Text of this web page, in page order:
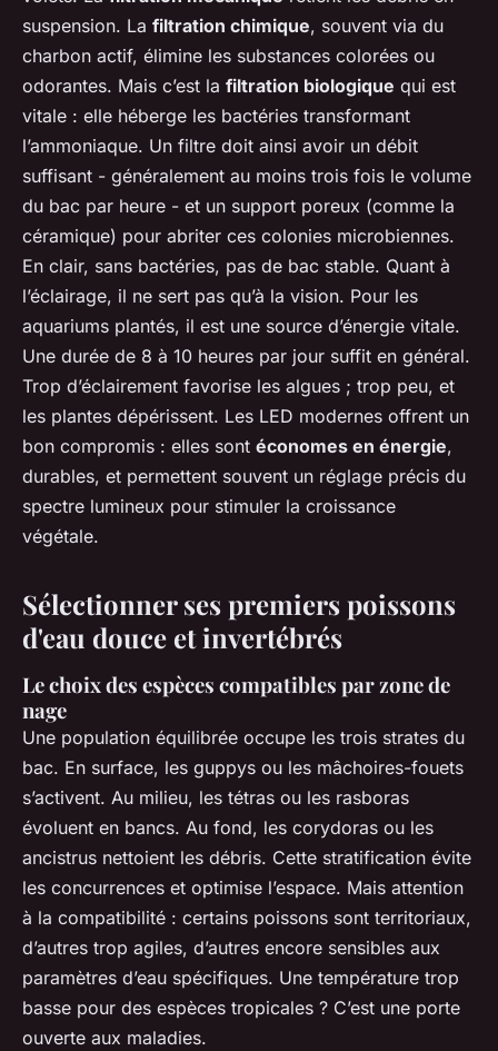
suspension. La filtration chimique, souvent via du
charbon actif, élimine les substances colorées ou
odorantes. Mais c’est la filtration biologique qui est
vitale : elle héberge les bactéries transformant
l’ammoniaque. Un filtre doit ainsi avoir un débit
suffisant - généralement au moins trois fois le volume
du bac par heure - et un support poreux (comme la
céramique) pour abriter ces colonies microbiennes.
En clair, sans bactéries, pas de bac stable. Quant à
l’éclairage, il ne sert pas qu’à la vision. Pour les
aquariums plantés, il est une source d’énergie vitale.
Une durée de 8 à 10 heures par jour suffit en général.
Trop d’éclairement favorise les algues ; trop peu, et
les plantes dépérissent. Les LED modernes offrent un
bon compromis : elles sont économes en énergie,
durables, et permettent souvent un réglage précis du
spectre lumineux pour stimuler la croissance
végétale.
Sélectionner ses premiers poissons
d'eau douce et invertébrés
Le choix des espèces compatibles par zone de
nage
Une population équilibrée occupe les trois strates du
bac. En surface, les guppys ou les mâchoires-fouets
s’activent. Au milieu, les tétras ou les rasboras
évoluent en bancs. Au fond, les corydoras ou les
ancistrus nettoient les débris. Cette stratification évite
les concurrences et optimise l’espace. Mais attention
à la compatibilité : certains poissons sont territoriaux,
d’autres trop agiles, d’autres encore sensibles aux
paramètres d’eau spécifiques. Une température trop
basse pour des espèces tropicales ? C’est une porte
ouverte aux maladies.